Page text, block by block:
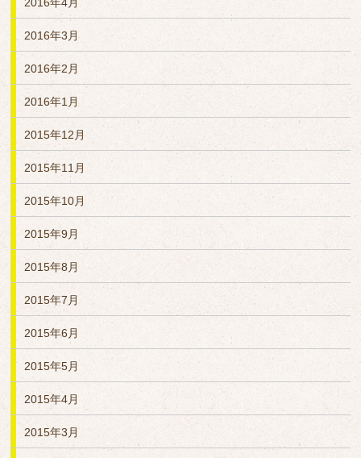
2016年3月
2016年2月
2016年1月
2015年12月
2015年11月
2015年10月
2015年9月
2015年8月
2015年7月
2015年6月
2015年5月
2015年4月
2015年3月